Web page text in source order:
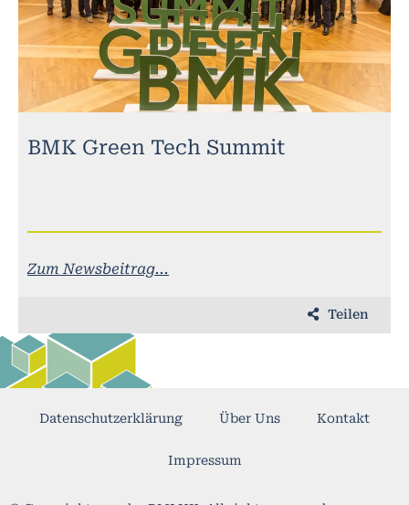
BMK Green Tech Summit
Zum Newsbeitrag...
Teilen
Datenschutzerklärung Über Uns Kontakt
Impressum